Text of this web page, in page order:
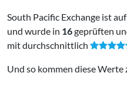
South Pacific Exchange ist
und wurde in 16geprüften
mit durchschnittlich
Und so kommen diese Werte